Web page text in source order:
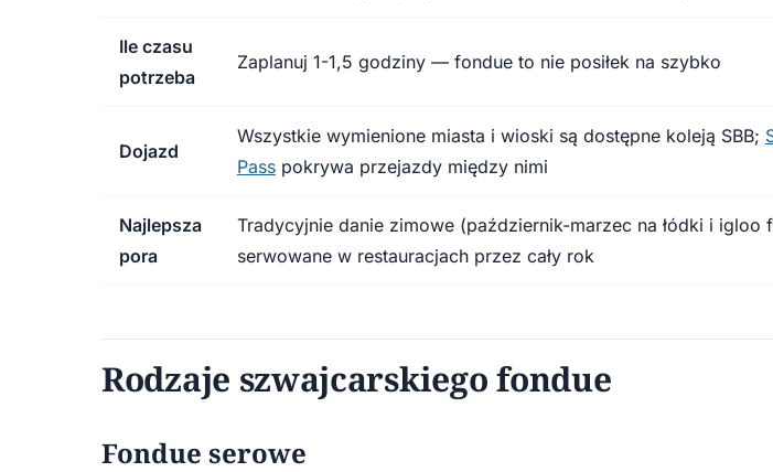
Ile czasu
potrzeba
Zaplanuj 1-1,5 godziny — fondue to nie posiłek na szybko
Dojazd
Wszystkie wymienione miasta i wioski są dostępne koleją SBB;
Pass pokrywa przejazdy między nimi
Najlepsza
pora
Tradycyjnie danie zimowe (październik-marzec na łódki i igloo
serwowane w restauracjach przez cały rok
Rodzaje szwajcarskiego fondue
Fondue serowe